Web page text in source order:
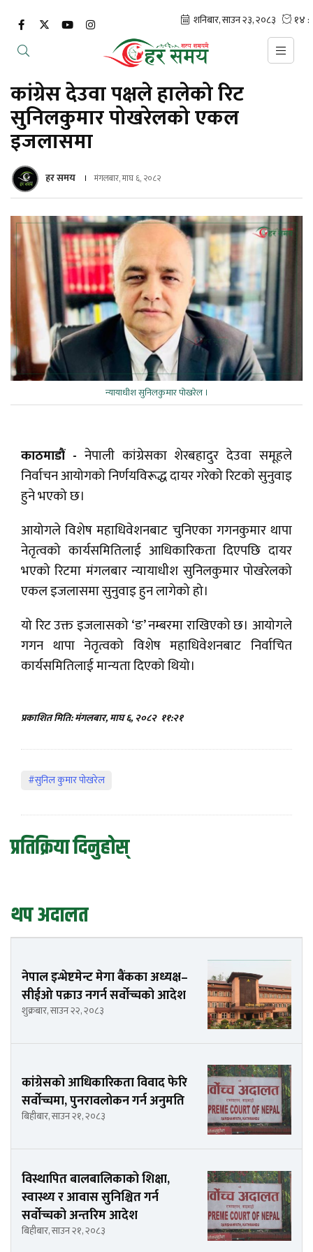
कांग्रेस देउवा पक्षले हालेको रिट
सुनिलकुमार पोखरेलको एकल
इजलासमा
हर समय मंगलबार, माघ ६, २०८२
न्यायाधीश सुनिलकुमार पोखरेल ।
काठमाडौं - नेपाली कांग्रेसका शेरबहादुर देउवा समूहले
निर्वाचन आयोगको निर्णयविरूद्ध दायर गरेको रिटको सुनुवाइ
हुने भएको छ।
आयोगले विशेष महाधिवेशनबाट चुनिएका गगनकुमार थापा
नेतृत्वको कार्यसमितिलाई आधिकारिकता दिएपछि दायर
भएको रिटमा मंगलबार न्यायाधीश सुनिलकुमार पोखरेलको
एकल इजलासमा सुनुवाइ हुन लागेको हो।
यो रिट उक्त इजलासको ‘ङ’ नम्बरमा राखिएको छ। आयोगले
गगन थापा नेतृत्वको विशेष महाधिवेशनबाट निर्वाचित
कार्यसमितिलाई मान्यता दिएको थियो।
प्रकाशित मिति: मंगलबार, माघ ६, २०८२ ११:२१
#सुनिल कुमार पोखरेल
प्रतिक्रिया दिनुहोस्
थप अदालत
नेपाल इन्भेष्टमेन्ट मेगा बैंकका अध्यक्ष–
सीईओ पक्राउ नगर्न सर्वोच्चको आदेश
शुक्रबार, साउन २२, २०८३
कांग्रेसको आधिकारिकता विवाद फेरि
सर्वोच्चमा, पुनरावलोकन गर्न अनुमति
बिहीबार, साउन २१, २०८३
विस्थापित बालबालिकाको शिक्षा,
स्वास्थ्य र आवास सुनिश्चित गर्न
सर्वोच्चको अन्तरिम आदेश
बिहीबार, साउन २१, २०८३